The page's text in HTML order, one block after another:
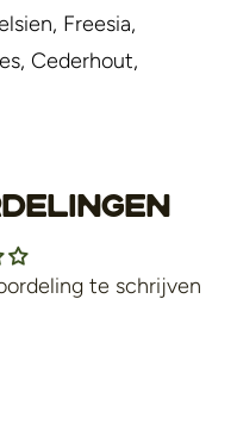
Freesia,
Cederhout,
te schrijven